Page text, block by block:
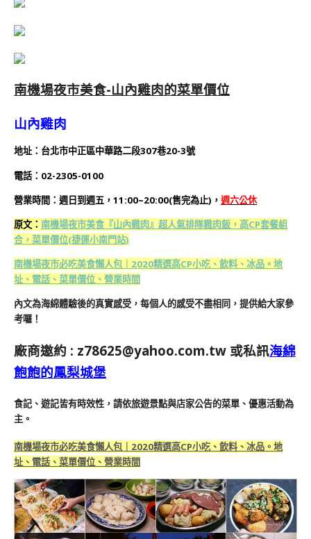
南機場夜市美食-山內雞肉的菜單價位
山內雞肉
地址：台北市中正區中華路二段307巷20-3號
電話：02-2305-0100
營業時間：週日到週五，11:00~20:00(售完為止) ， 週六公休
原文： 南機場夜市美食『山內雞肉』超人氣排隊雞肉飯，高CP套餐組
合，菜單價位(捷運小南門站)
南機場夜市必吃美食懶人包｜2020精選高CP小吃、飲料、冰品。地
址、電話、菜單價位、營業時間
內文為海綿體驗後的真實感受，每個人的感受不盡相同，提供給大家參
考囉！
廠商邀約 : z78625@yahoo.com.tw 或私訊海綿
飽飽的鳳梨城堡
食記、遊記皆有時效性，請依旅遊景點與店家公告的菜單、優惠活動為
主。
南機場夜市必吃美食懶人包｜2020精選高CP小吃、飲料、冰品。地
址、電話、菜單價位、營業時間